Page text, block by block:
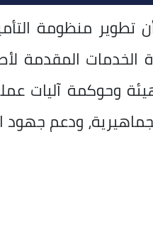
منظومة
المقدمة
وحوكمة آليات
ودعم